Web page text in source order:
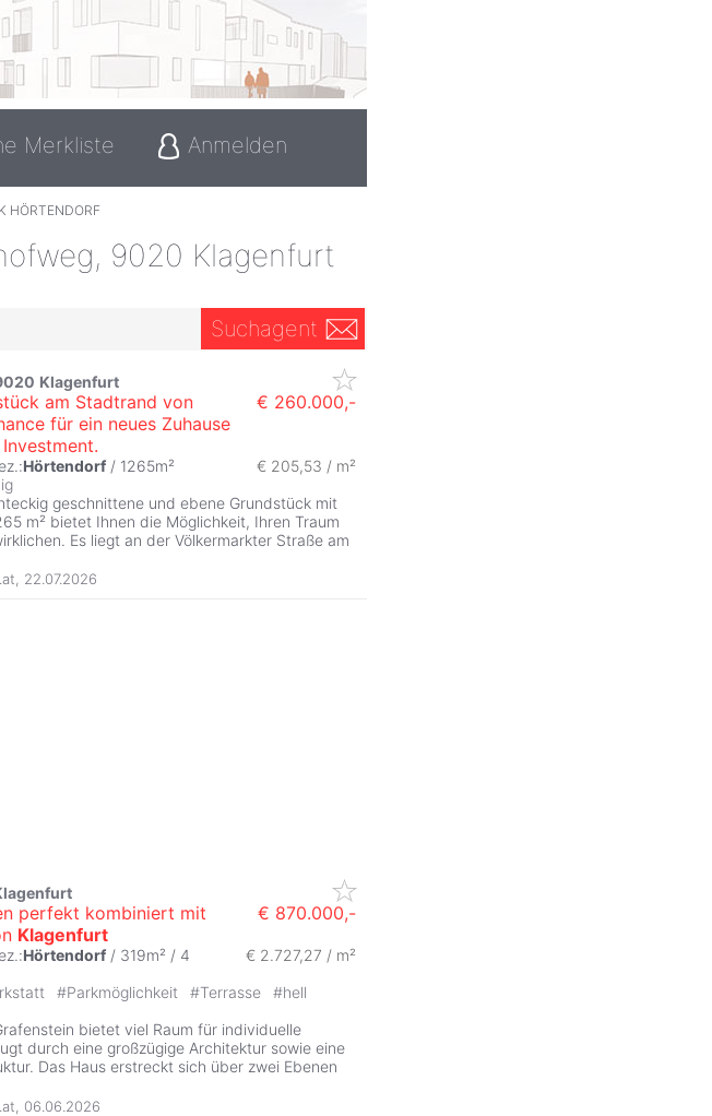
Merkliste Anmelden
HÖRTENDORF
9020 Klagenfurt
Suchagent
Klagenfurt
am Stadtrand von
für ein neues Zuhause
€ 260.000,-
Hörtendorf / 1265m²
€ 205,53 / m²
geschnittene und ebene Grundstück mit
m² bietet Ihnen die Möglichkeit, Ihren Traum
Es liegt an der Völkermarkter Straße am
22.07.2026
perfekt kombiniert mit
Klagenfurt
€ 870.000,-
Hörtendorf / 319m² / 4
€ 2.727,27 / m²
#Parkmöglichkeit #Terrasse #hell
bietet viel Raum für individuelle
durch eine großzügige Architektur sowie eine
Das Haus erstreckt sich über zwei Ebenen
06.06.2026